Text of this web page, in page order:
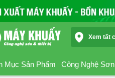
Xem tất
Mục Sản Phẩm Công Nghệ Sơn